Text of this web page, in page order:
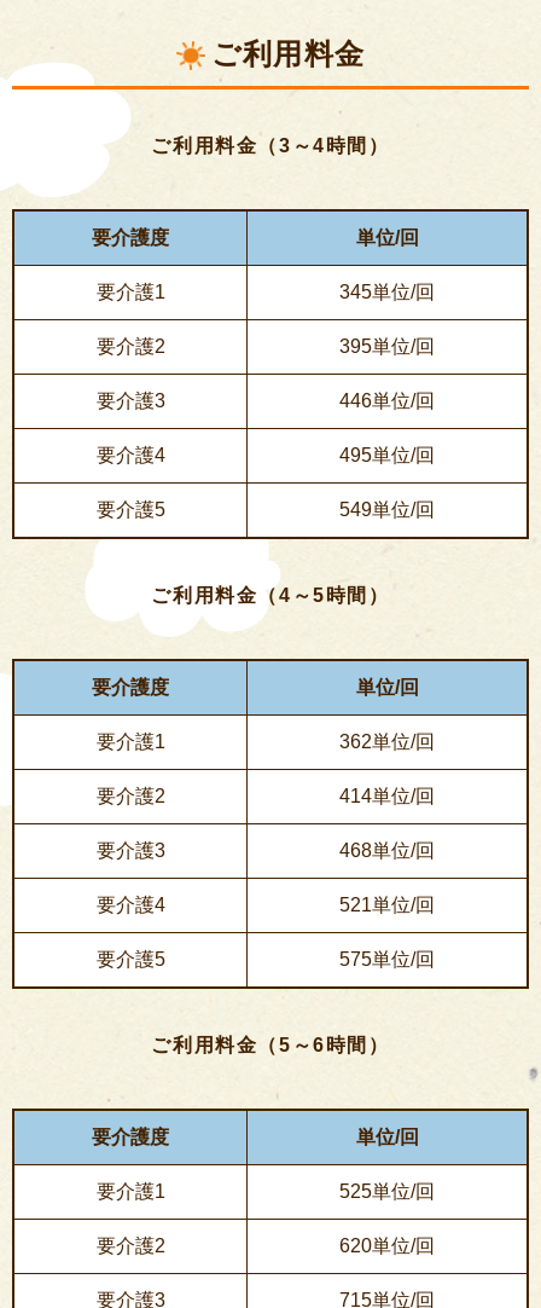
ご利用料金
ご利用料金（3～4時間）
要介護度 単位/回
要介護1 345単位/回
要介護2 395単位/回
要介護3 446単位/回
要介護4 495単位/回
要介護5 549単位/回
ご利用料金（4～5時間）
要介護度 単位/回
要介護1 362単位/回
要介護2 414単位/回
要介護3 468単位/回
要介護4 521単位/回
要介護5 575単位/回
ご利用料金（5～6時間）
要介護度 単位/回
要介護1 525単位/回
要介護2 620単位/回
要介護3 715単位/回